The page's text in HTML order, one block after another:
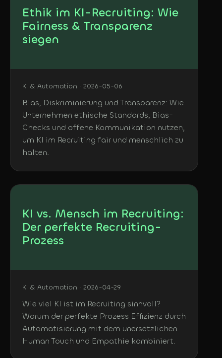
Ethik im KI-Recruiting: Wie
Fairness & Transparenz
siegen
KI & Automation · 2026-05-06
Bias, Diskriminierung und Transparenz: Wie
Unternehmen ethische Standards, Bias-
Checks und offene Kommunikation nutzen,
um KI im Recruiting fair und menschlich zu
halten.
KI vs. Mensch im Recruiting:
Der perfekte Recruiting-
Prozess
KI & Automation · 2026-04-29
Wie viel KI ist im Recruiting sinnvoll?
Warum der perfekte Prozess Effizienz durch
Automatisierung mit dem unersetzlichen
Human Touch und Empathie kombiniert.